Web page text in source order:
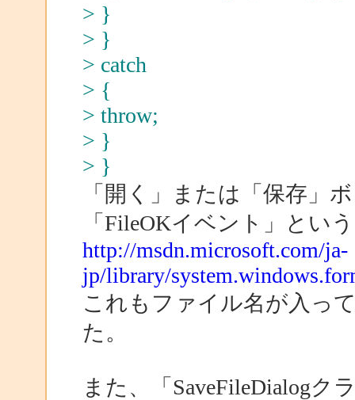
> }
> }
> catch
> {
> throw;
> }
> }
「開く」または「保存」
「FileOKイベント」とい
http://msdn.microsoft.com/ja-
jp/library/
これもファイル名が入っ
た。
また、「SaveFileDialog